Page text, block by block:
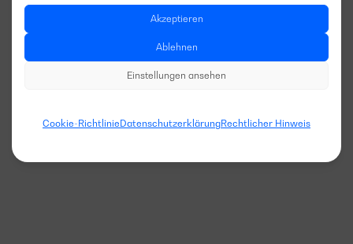
Akzeptieren
Ablehnen
Einstellungen ansehen
Cookie-RichtlinieDatenschutzerklärungRechtlicher Hinweis